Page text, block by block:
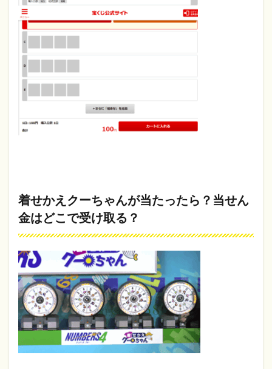
着せかえクーちゃんが当たったら？当せん
金はどこで受け取る？